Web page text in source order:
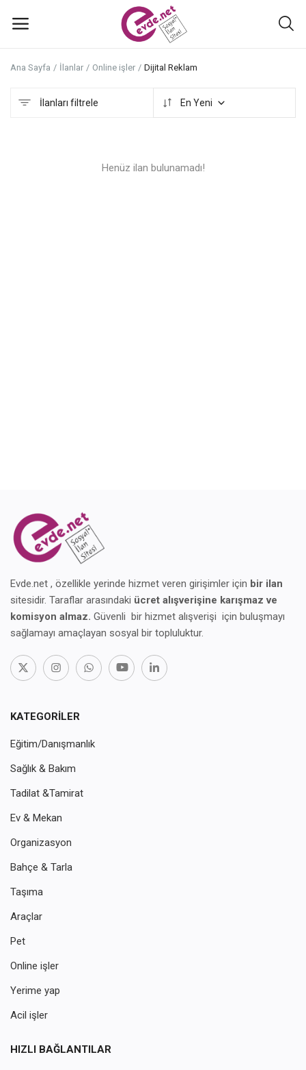
ekle
Ana Sayfa İlanlar Online işler Dijital Reklam
İlanları filtrele En Yeni
Henüz ilan bulunamadı!
Evde.net , özellikle yerinde hizmet veren girişimler için bir ilan
sitesidir. Taraflar arasındaki ücret alışverişine karışmaz ve
komisyon almaz. Güvenli bir hizmet alışverişi için buluşmayı
sağlamayı amaçlayan sosyal bir topluluktur.
KATEGORILER
Eğitim/Danışmanlık
Sağlık & Bakım
Tadilat &Tamirat
Ev & Mekan
Organizasyon
Bahçe & Tarla
Taşıma
Araçlar
Pet
Online işler
Yerime yap
Acil işler
HIZLI BAĞLANTILAR